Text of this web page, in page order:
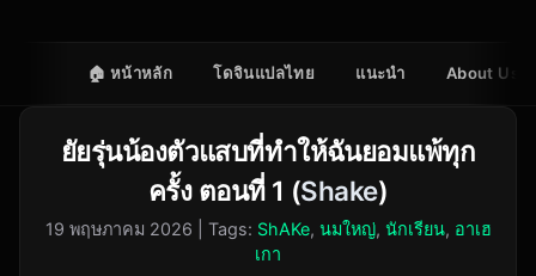
🏠 หน้าหลัก โดจินแปลไทย แนะนำ About Us
ยัยรุ่นน้องตัวแสบที่ทำให้ฉันยอมแพ้ทุก
ครั้ง ตอนที่ 1 (Shake)
19 พฤษภาคม 2026 | Tags: ShAKe, นมใหญ่, นักเรียน, อาเฮ
เกา